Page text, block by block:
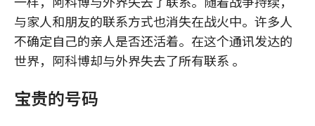
与家人和朋友的联系方式也消失在战火中。许多人
不确定自己的亲人是否还活着。在这个通讯发达的
世界，阿科博却与外界失去了所有联系 。
宝贵的号码